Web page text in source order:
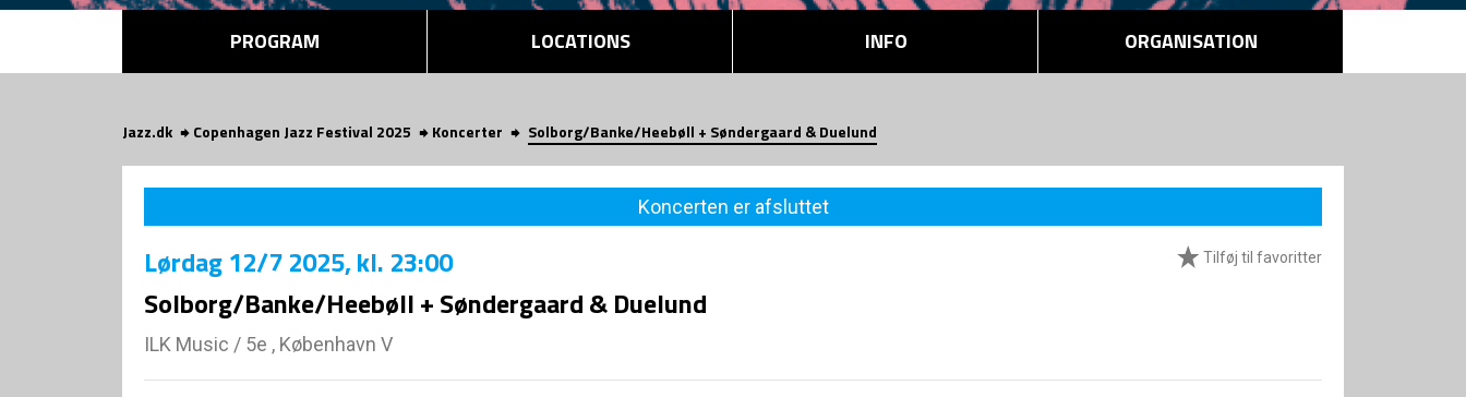
PROGRAM LOCATIONS INFO ORGANISATION
Jazz.dk Copenhagen Jazz Festival 2025 Koncerter Solborg/Banke/Heebøll + Søndergaard & Duelund
Koncerten er afsluttet
Tilføj til favoritter
Lørdag12/7 2025, kl. 23:00
Solborg/Banke/Heebøll + Søndergaard & Duelund
ILK Music / 5e , København V